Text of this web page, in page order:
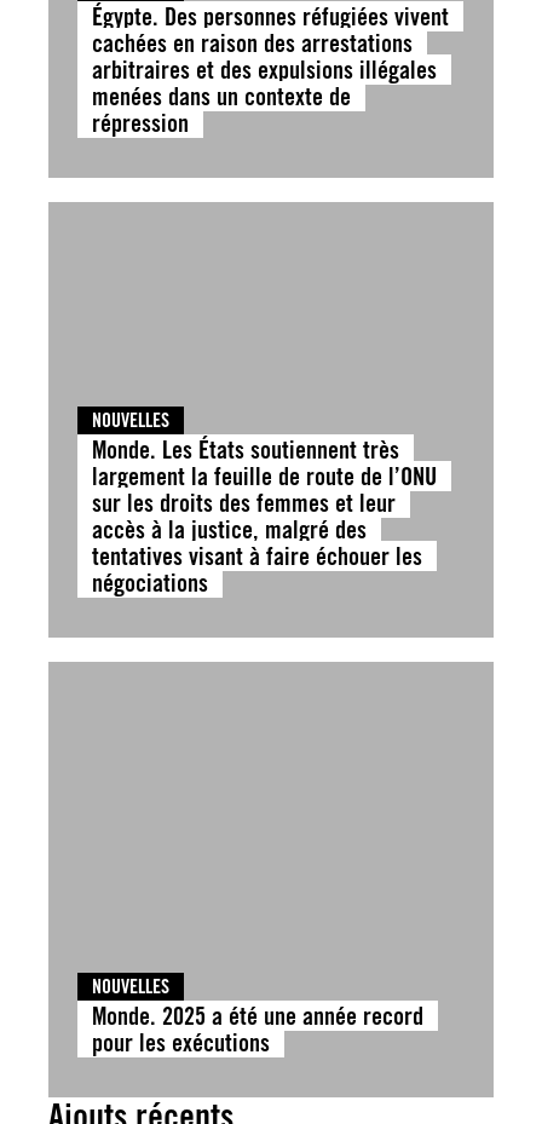
Égypte. Des personnes réfugiées vivent
cachées en raison des arrestations
arbitraires et des expulsions illégales
menées dans un contexte de
répression
NOUVELLES
Monde. Les États soutiennent très
largement la feuille de route de l’ONU
sur les droits des femmes et leur
accès à la justice, malgré des
tentatives visant à faire échouer les
négociations
NOUVELLES
Monde. 2025 a été une année record
pour les exécutions